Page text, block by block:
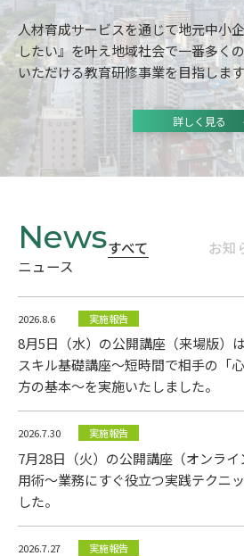
人材育成サービスを通じて地元中
したい』を叶え地域社会で一番多く
いただける教育研修事業を目指します
詳しく見る
ニュース
すべて お知
2026.8.6 実施報告
8月5日（水）の公開講座（来場版）
スキル基礎講座～短時間で相手の「
方の基本～を実施いたしました。
2026.7.30 実施報告
7月28日（火）の公開講座（オンラ
用術～業務にすぐ役立つ実践テクニ
した。
2026.7.27 実施報告